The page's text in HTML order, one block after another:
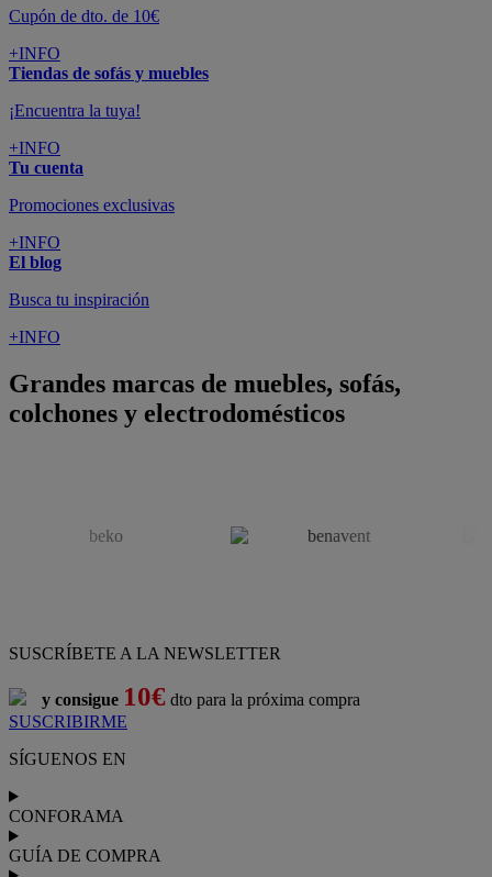
Cupón de dto. de 10€
+INFO
Tiendas de sofás y muebles
¡Encuentra la tuya!
+INFO
Tu cuenta
Promociones exclusivas
+INFO
El blog
Busca tu inspiración
+INFO
Grandes marcas de muebles, sofás,
colchones y electrodomésticos
SUSCRÍBETE A LA NEWSLETTER
y consigue 10€ dto para la próxima compra
SUSCRIBIRME
SÍGUENOS EN
CONFORAMA
GUÍA DE COMPRA